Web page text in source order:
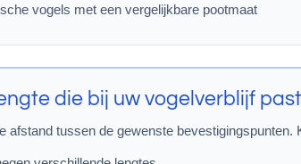
vogels met een vergelijkbare pootmaat
die bij uw vogelverblijf
afstand tussen de gewenste